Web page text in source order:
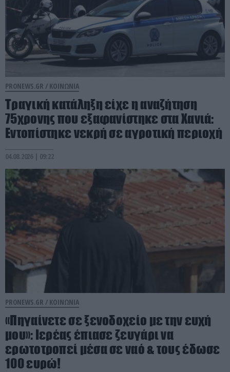
PRONEWS.GR / ΚΟΙΝΩΝΙΑ
Τραγική κατάληξη είχε η αναζήτηση
75χρονης που εξαφανίστηκε στα Χανιά:
Εντοπίστηκε νεκρή σε αγροτική περιοχή
04.08.2026 | 09:22
PRONEWS.GR / ΚΟΙΝΩΝΙΑ
«Πηγαίνετε σε ξενοδοχείο με την ευχή
μου»: Ιερέας έπιασε ζευγάρι να
ερωτοτροπεί μέσα σε ναό & τους έδωσε
100 ευρώ!